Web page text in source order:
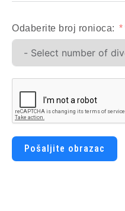
Odaberite broj ronioca:
Pošaljite obrazac